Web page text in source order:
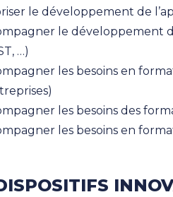
le développement de
le développement
…)
les besoins en
les besoins des
les besoins en